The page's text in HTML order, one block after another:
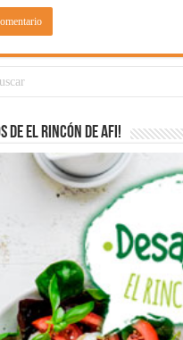
de El Rincón de Afi!